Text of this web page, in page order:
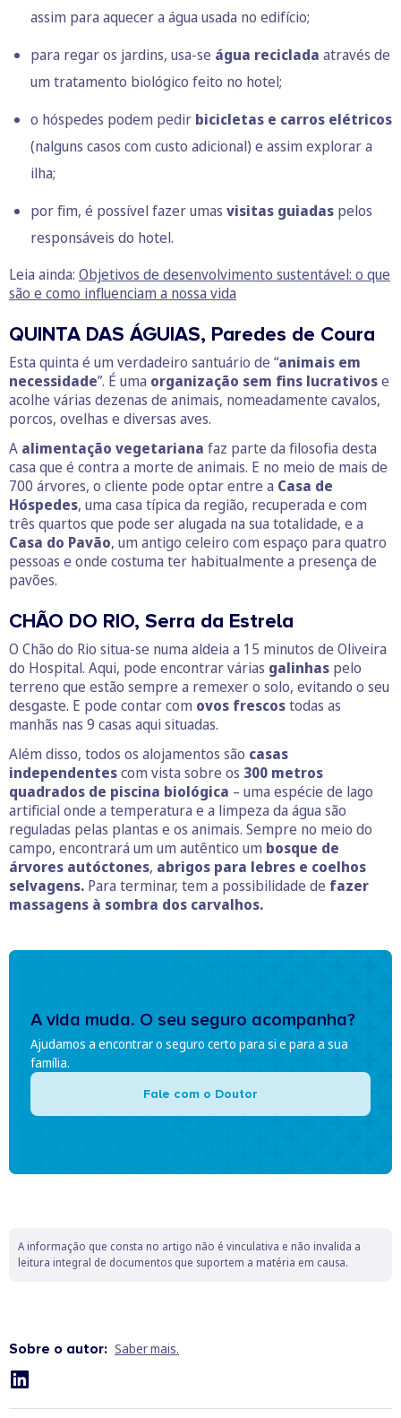
assim para aquecer a água usada no edifício;
para regar os jardins, usa-se água reciclada através de
um tratamento biológico feito no hotel;
o hóspedes podem pedir bicicletas e carros elétricos
(nalguns casos com custo adicional) e assim explorar a
ilha;
por fim, é possível fazer umas visitas guiadas pelos
responsáveis do hotel.
Leia ainda: Objetivos de desenvolvimento sustentável: o que
são e como influenciam a nossa vida
QUINTA DAS ÁGUIAS, Paredes de Coura
Esta quinta é um verdadeiro santuário de “animais em
necessidade”. É uma organização sem fins lucrativose
acolhe várias dezenas de animais, nomeadamente cavalos,
porcos, ovelhas e diversas aves.
A alimentação vegetariana faz parte da filosofia desta
casa que é contra a morte de animais. E no meio de mais de
700 árvores, o cliente pode optar entre a Casa de
Hóspedes, uma casa típica da região, recuperada e com
três quartos que pode ser alugada na sua totalidade, e a
Casa do Pavão, um antigo celeiro com espaço para quatro
pessoas e onde costuma ter habitualmente a presença de
pavões.
CHÃO DO RIO, Serra da Estrela
O Chão do Rio situa-se numa aldeia a 15 minutos de Oliveira
do Hospital. Aqui, pode encontrar várias galinhas pelo
terreno que estão sempre a remexer o solo, evitando o seu
desgaste. E pode contar com ovos frescostodas as
manhãs nas 9 casas aqui situadas.
Além disso, todos os alojamentos são casas
independentescom vista sobre os 300 metros
quadrados de piscina biológica – uma espécie de lago
artificial onde a temperatura e a limpeza da água são
reguladas pelas plantas e os animais. Sempre no meio do
campo, encontrará um um autêntico um bosque de
árvores autóctones, abrigos para lebres e coelhos
selvagens. Para terminar, tem a possibilidade de fazer
massagens à sombra dos carvalhos.
A vida muda. O seu seguro acompanha?
Ajudamos a encontrar o seguro certo para si e para a sua
família.
Fale com o Doutor
A informação que consta no artigo não é vinculativa e não invalida a
leitura integral de documentos que suportem a matéria em causa.
Sobre o autor: Saber mais.